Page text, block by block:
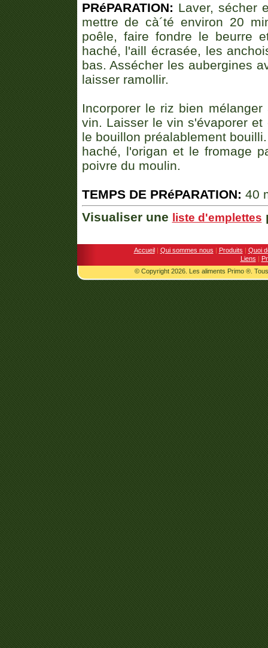
PRéPARATION: Laver, sécher
mettre de cà´té environ 20
poêle, faire fondre le beurre
haché, l'aill écrasée, les
bas. Assécher les aubergines
laisser ramollir.
Incorporer le riz bien
vin. Laisser le vin s'évaporer
le bouillon préalablement
haché, l'origan et le fromage
poivre du moulin.
TEMPS DE PRéPARATION: 40
Visualiser une liste d'emplettes
Accueil | Qui sommes nous | Produits | Quoi
Liens |
© Copyright 2026. Les aliments Primo ®.